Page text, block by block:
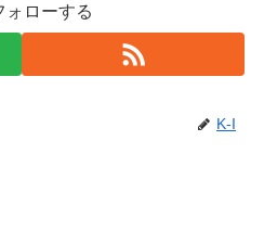
ォローする
K-I